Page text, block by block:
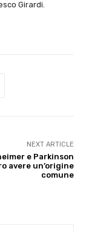
Girardi.
NEXT ARTICLE
e Parkinson
avere un’origine
comune